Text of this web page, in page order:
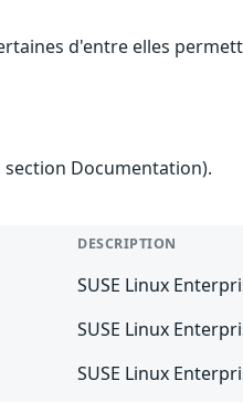
d'entre elles
Documentation).
DESCRIPTION
SUSE Linux
SUSE Linux
SUSE Linux